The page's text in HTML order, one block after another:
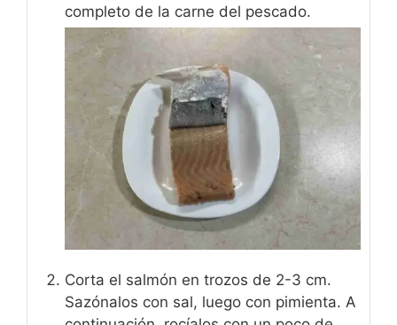
completo de la carne del pescado.
Corta el salmón en trozos de 2-3 cm.
Sazónalos con sal, luego con pimienta. A